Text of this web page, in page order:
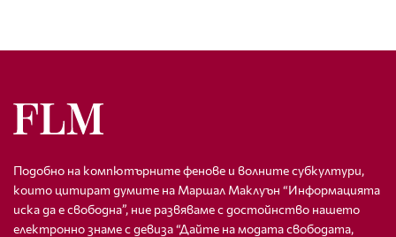
Подобно на компютърните фенове и волните субкултури,
които цитират думите на Маршал Маклуън “Информацията
иска да е свободна”, ние развяваме с достойнство нашето
електронно знаме с девиза “Дайте на модата свободата,